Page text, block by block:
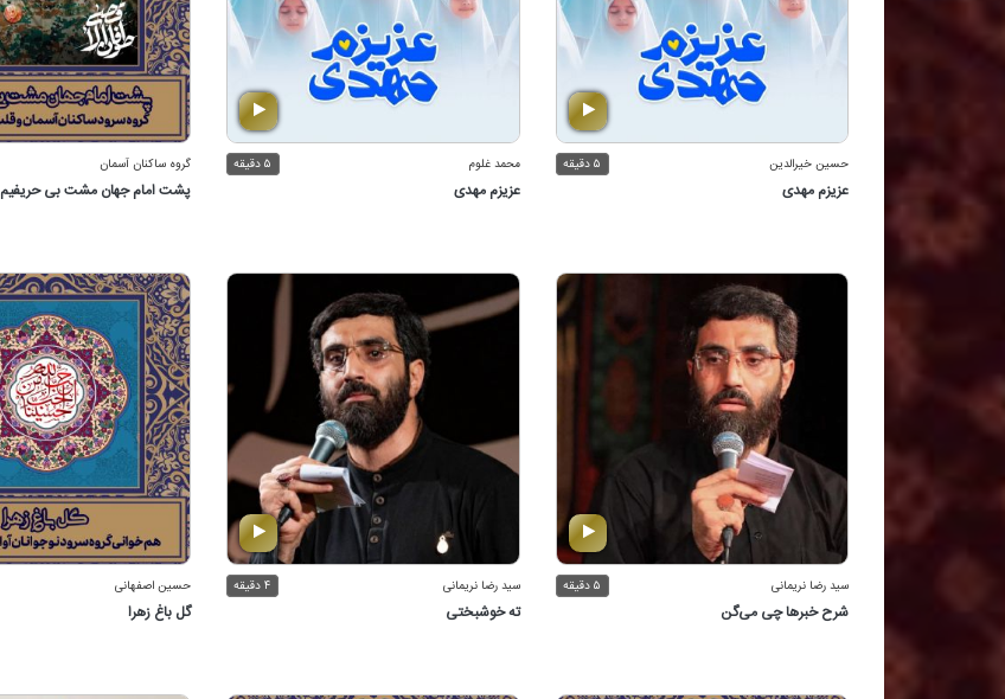
حسین خیرالدین ۵ دقیقه
عزیزم مهدی
محمد غلوم ۵ دقیقه
عزیزم مهدی
گروه ساكنان آسمان
پشت امام جهان مشت بی حریفیم
سید رضا نریمانی ۵ دقیقه
شرح خبرها چی می‌گن
سید رضا نریمانی ۴ دقیقه
ته خوشبختی
حسین اصفهانی
گل باغ زهرا